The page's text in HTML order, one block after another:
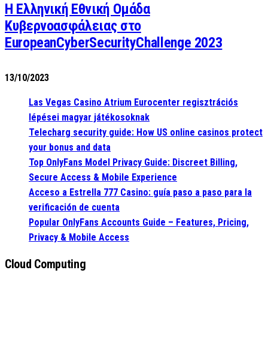
Η Ελληνική Εθνική Ομάδα
Κυβερνοασφάλειας στο
EuropeanCyberSecurityChallenge 2023
13/10/2023
Las Vegas Casino Atrium Eurocenter regisztrációs
lépései magyar játékosoknak
Telecharg security guide: How US online casinos protect
your bonus and data
Top OnlyFans Model Privacy Guide: Discreet Billing,
Secure Access & Mobile Experience
Acceso a Estrella 777 Casino: guía paso a paso para la
verificación de cuenta
Popular OnlyFans Accounts Guide – Features, Pricing,
Privacy & Mobile Access
Cloud Computing